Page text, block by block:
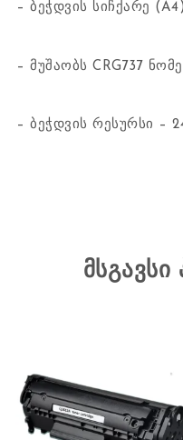
– ბეჭდვის სიჩქარე
– მუშაობს CRG737
– ბეჭდვის რესურსი –